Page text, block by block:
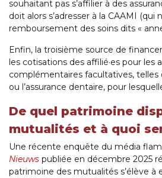
souhaitant pas s’affilier à des
doit alors s’adresser à la CAAMI (qui
remboursement des soins dits «
Enfin, la troisième source de
les cotisations des affilié·es pour les
complémentaires facultatives, telles
ou l’assurance dentaire, pour
De quel patrimoine
mutualités et à quoi
Une récente enquête du média
Nieuws publiée en décembre 2025
patrimoine des mutualités s’élève à